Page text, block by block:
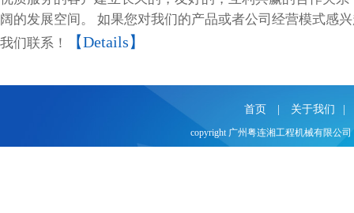
阔的发展空间。 如果您对我们的产品或者公司经营模式感
我们联系！
【Details】
首页 关于我们
copyright 广州粤连湘工程机械有限公